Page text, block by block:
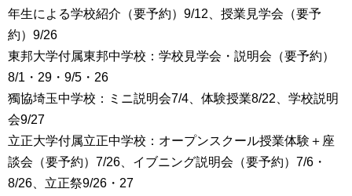
年生による学校紹介（要予約）9/12、授業見学会（要予
約）9/26
東邦大学付属東邦中学校：学校見学会・説明会（要予約）
8/1・29・9/5・26
獨協埼玉中学校：ミニ説明会7/4、体験授業8/22、学校説明
会9/27
立正大学付属立正中学校：オープンスクール授業体験＋座
談会（要予約）7/26、イブニング説明会（要予約）7/6・
8/26、立正祭9/26・27